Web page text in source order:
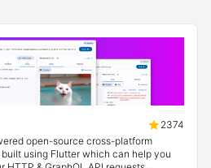
2374
open-source cross-platform
using Flutter which can help you